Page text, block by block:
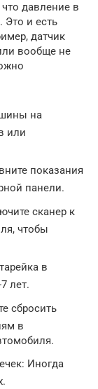
давление в
и есть
датчик
вообще не
на
или
показания
панели.
сканер к
чтобы
в
лет.
сбросить
в
Иногда